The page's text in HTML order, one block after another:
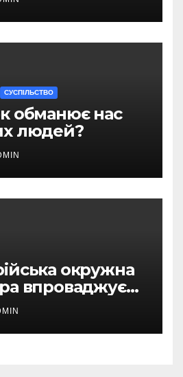
СУСПІЛЬСТВО
обманює нас
людей?
окружна
впроваджує
доступ для